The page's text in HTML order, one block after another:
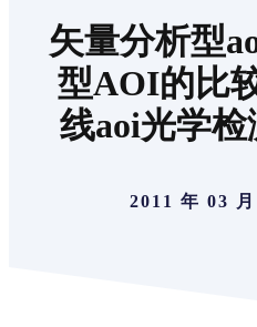
矢量分析型
型AOI的比
线aoi光学
2011 年 03 月